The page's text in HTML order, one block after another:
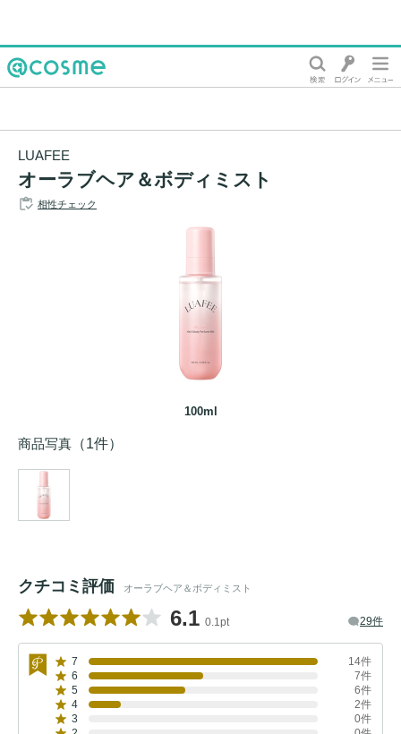
LUAFEE
オーラブヘア＆ボディミスト
相性チェック
100ml
商品写真 （1件）
クチコミ評価 オーラブヘア＆ボディミスト
6.1 0.1pt 29件
7
14件
6
7件
5
6件
4
2件
3
0件